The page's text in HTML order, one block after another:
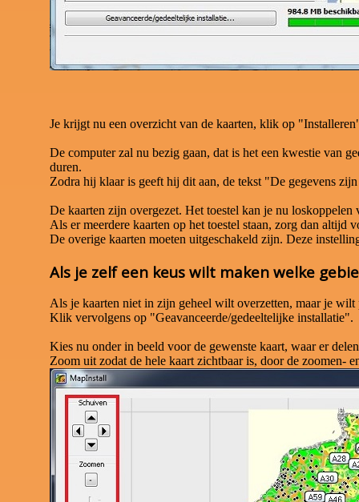
Je krijgt nu een overzicht van de kaarten, klik op
De computer zal nu bezig gaan, dat is het een kwestie van
duren.
Zodra hij klaar is geeft hij dit aan, de tekst "De gegevens
De kaarten zijn overgezet. Het toestel kan je nu loskoppelen
Als er meerdere kaarten op het toestel staan, zorg dan altijd
De overige kaarten moeten uitgeschakeld zijn. Deze
Als je zelf een keus wilt maken welke
Als je kaarten niet in zijn geheel wilt overzetten, maar je
Klik vervolgens op "Geavanceerde/gedeeltelijke installatie".
Kies nu onder in beeld voor de gewenste kaart, waar er
Zoom uit zodat de hele kaart zichtbaar is, door de zoomen-